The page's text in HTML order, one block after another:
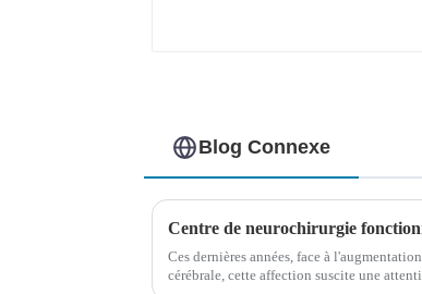
Blog Connexe
Ces dernières années, face à
cérébrale, cette affection suscite une